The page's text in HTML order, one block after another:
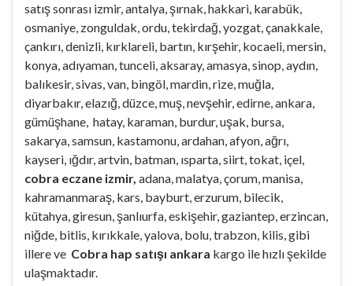
satış sonrası izmir, antalya, şırnak, hakkari, karabük,
osmaniye, zonguldak, ordu, tekirdağ, yozgat, çanakkale,
çankırı, denizli, kırklareli, bartın, kırşehir, kocaeli, mersin,
konya, adıyaman, tunceli, aksaray, amasya, sinop, aydın,
balıkesir, sivas, van, bingöl, mardin, rize, muğla,
diyarbakır, elazığ, düzce, muş, nevşehir, edirne, ankara,
gümüşhane, hatay, karaman, burdur, uşak, bursa,
sakarya, samsun, kastamonu, ardahan, afyon, ağrı,
kayseri, ığdır, artvin, batman, ısparta, siirt, tokat, içel,
cobra eczane izmir, adana, malatya, çorum, manisa,
kahramanmaraş, kars, bayburt, erzurum, bilecik,
kütahya, giresun, şanlıurfa, eskişehir, gaziantep, erzincan,
niğde, bitlis, kırıkkale, yalova, bolu, trabzon, kilis, gibi
illere ve Cobra hap satışı ankara kargo ile hızlı şekilde
ulaşmaktadır.